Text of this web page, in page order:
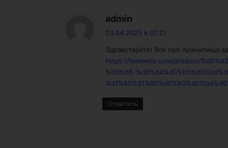
admin
03.04.2025 в 07:21
Здравствуйте! Всё про Хранилища
https://tonmeta.com/product/
%d0%b5-
Ответить